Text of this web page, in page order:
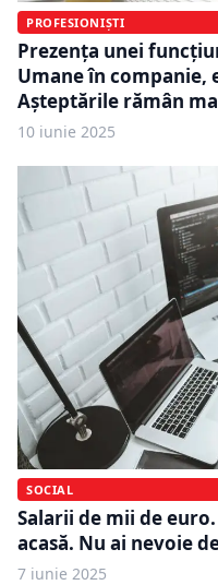
PROFESIONIȘTI
Prezența unei
Umane în companie,
Așteptările rămân
10 iunie 2025
SOCIAL
Salarii de mii de
acasă. Nu ai nevoie
7 iunie 2025